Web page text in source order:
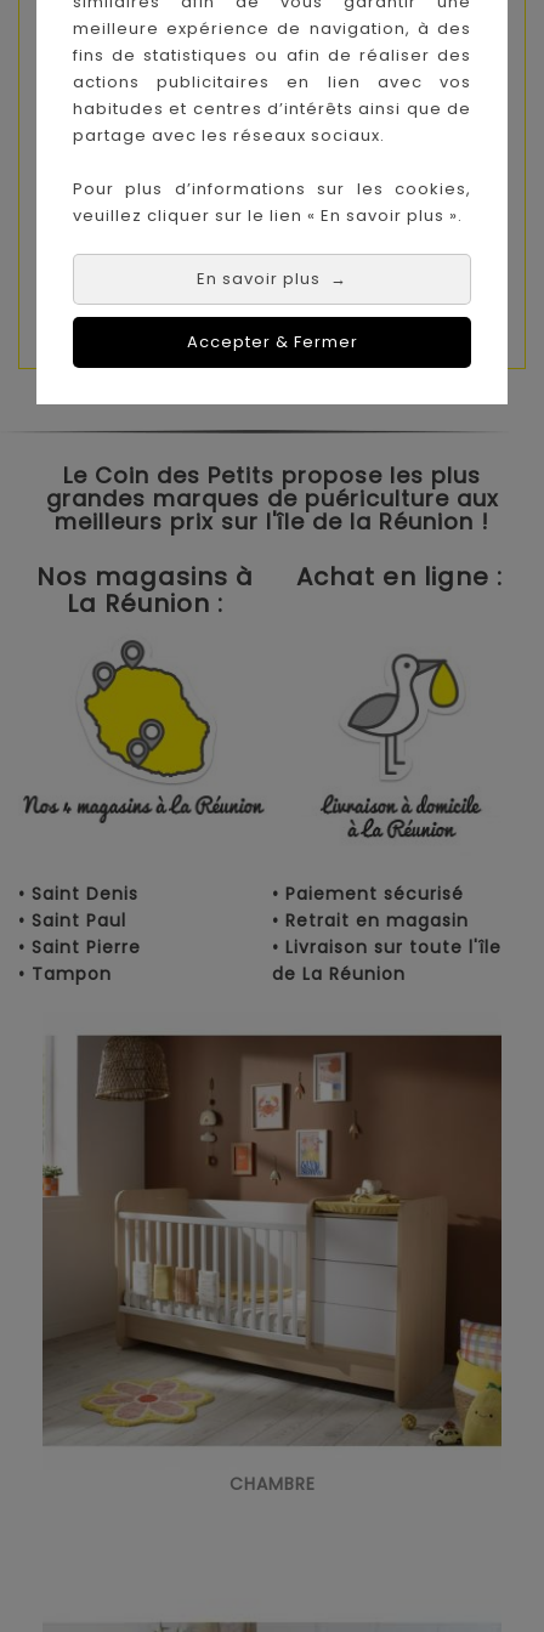
meilleure expérience de navigation, à des
fins de statistiques ou afin de réaliser des
actions publicitaires en lien avec vos
habitudes et centres d’intérêts ainsi que de
partage avec les réseaux sociaux.
Pour plus d’informations sur les cookies,
veuillez cliquer sur le lien « En savoir plus ».
En savoir plus →
Accepter & Fermer
naturelle
Dès la naissance
Sans BPA
spécifications du produit
Débits : Débit Moyen (3 mois+)
Biberons Easi-Vent Closer to Nature
Le Coin des Petits propose les plus
grandes marques de puériculture aux
meilleurs prix sur l'île de la Réunion !
Nos magasins à
La Réunion :
Achat en ligne :
• Saint Denis
• Saint Paul
• Saint Pierre
• Tampon
• Paiement sécurisé
• Retrait en magasin
• Livraison sur toute l'île
de La Réunion
CHAMBRE